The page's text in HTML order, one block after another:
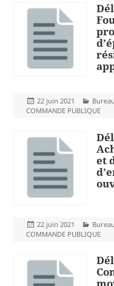
Publié
le
22 juin 2021
COMMANDE PUBLIQUE
et
Publié
le
22 juin 2021
COMMANDE PUBLIQUE